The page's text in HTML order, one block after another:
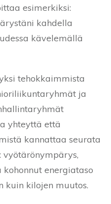
esimerkiksi:
kahdella
kävelemällä
tehokkaimmista
ja
yhteyttä että
kannattaa seurata
vyötärönympärys,
energiataso
kuin kilojen muutos.